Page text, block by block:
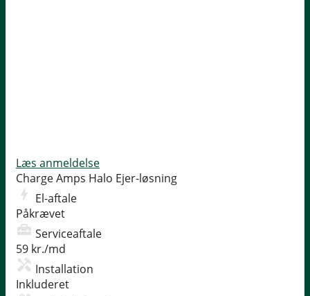
Læs anmeldelse
Charge Amps Halo Ejer-løsning
El-aftale
Påkrævet
Serviceaftale
59 kr./md
Installation
Inkluderet